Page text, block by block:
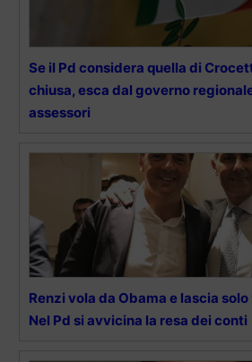
Se il Pd considera quella di
chiusa, esca dal governo
assessori
Renzi vola da Obama e lascia
Nel Pd si avvicina la resa dei conti